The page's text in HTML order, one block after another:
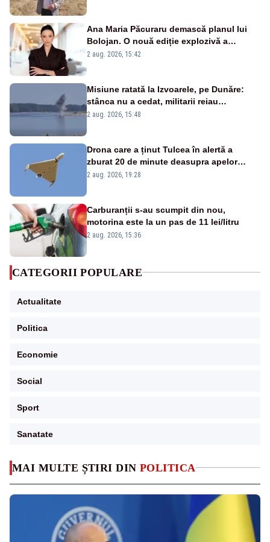
MAI MULTE ȘTIRI DIN POLITICA
Ana Maria Păcuraru demască planul lui
Bolojan. O nouă ediție explozivă a
emisiunii „Miza Zilei” la Realitatea PLUS
2 aug. 2026, 15:42
Misiune ratată la Izvoarele, pe Dunăre:
stânca nu a cedat, militarii reiau
detonările luni – VIDEO
2 aug. 2026, 15:48
Drona care a ținut Tulcea în alertă a
zburat 20 de minute deasupra apelor
României. Au fost ridicate două F-16
2 aug. 2026, 19:28
Carburanții s-au scumpit din nou,
motorina este la un pas de 11 lei/litru
2 aug. 2026, 15:36
CATEGORII POPULARE
Actualitate
Politica
Economie
Social
Sport
Sanatate